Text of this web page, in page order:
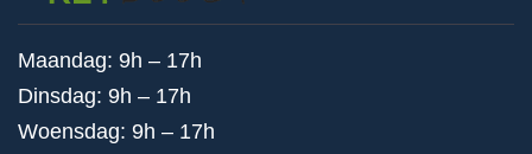
Maandag: 9h – 17h
Dinsdag: 9h – 17h
Woensdag: 9h – 17h